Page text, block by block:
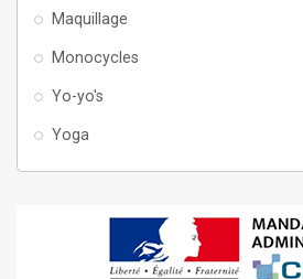
Maquillage
Monocycles
Yo-yo's
Yoga